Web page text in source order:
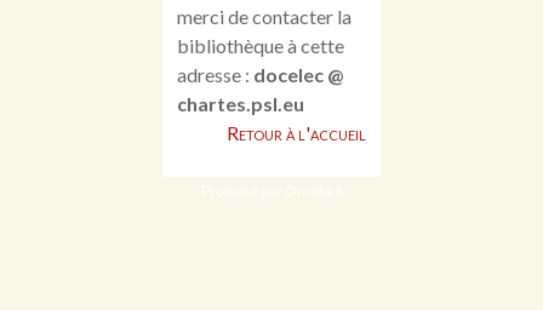
merci de contacter la
bibliothèque à cette
adresse : docelec @
chartes.psl.eu
Retour à l'accueil
Propulsé par Omeka S